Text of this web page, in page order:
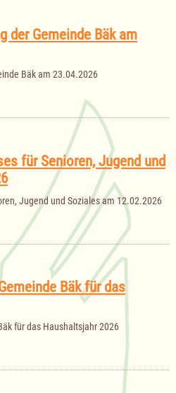
der Gemeinde Bäk am
Bäk am 23.04.2026
für Senioren, Jugend und
Jugend und Soziales am 12.02.2026
Bäk für das
für das Haushaltsjahr 2026